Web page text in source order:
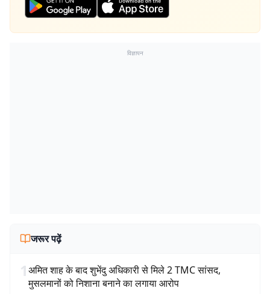
विज्ञापन
जरूर पढ़ें
1अमित शाह के बाद शुभेंदु अधिकारी से मिले 2 TMC सांसद,
मुसलमानों को निशाना बनाने का लगाया आरोप